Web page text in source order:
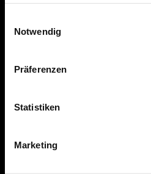
Notwendig
Präferenzen
Statistiken
Marketing